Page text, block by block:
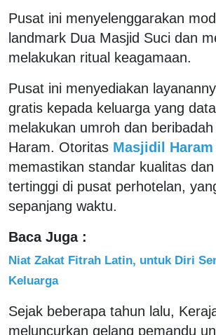
Pusat ini menyelenggarakan
landmark Dua Masjid Suci dan
melakukan ritual keagamaan.
Pusat ini menyediakan
gratis kepada keluarga yang
melakukan umroh dan beribadah
Haram. Otoritas Masjidil Haram
memastikan standar kualitas
tertinggi di pusat perhotelan,
sepanjang waktu.
Baca Juga :
Niat Zakat Fitrah Latin, untuk Diri
Keluarga
Sejak beberapa tahun lalu,
meluncurkan gelang pemandu